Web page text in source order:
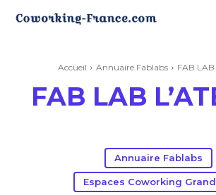
Accueil Annuaire Fablabs FAB LAB
FAB LAB
Annuaire Fablabs
Espaces Coworking